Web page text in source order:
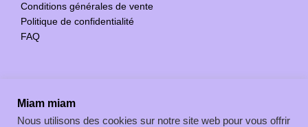
Conditions générales de vente
Politique de confidentialité
FAQ
Miam miam
Nous utilisons des cookies sur notre site web pour vous offrir